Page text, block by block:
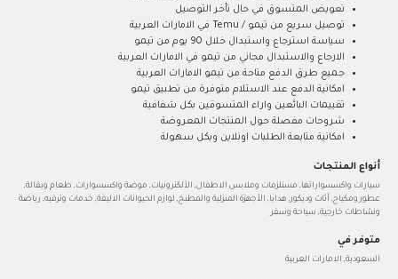
تعويض المتسوق في حال تأخر التوصيل
توصيل سريع من تيمو / Temu في الامارات العربية
سياسة استرجاع واستبدال خلال 90 يوم من تيمو
الارجاع والاستبدال مجاني من تيمو في الامارات العربية
جميع طرق الدفع متاحة من تيمو الامارات العربية
امكانية الدفع عند الاستلام متوفرة من تطبيق تيمو
تقييمات البائعين واراء المتسوقين بكل شفافية
شروحات مفصلة حول المنتجات المعروضة
امكانية متابعة الطلبات اونلاين وبكل سهولة
أنواع المنتجات
سيارات واكسسواراتها, مستلزمات وملابس الاطفال, الألكترونيات, موضة واكسسوارات, طعام وبقالة,
عطور ومكياج, أثاث وديكور, هدايا, الأجهزة المنزلية والمطبخ, لوازم الحيوانات الاليفة, خدمات وترفيه, رياضة
ونشاطات خارجية, سياحة وسفر
متوفر في
السعودية, الامارات العربية